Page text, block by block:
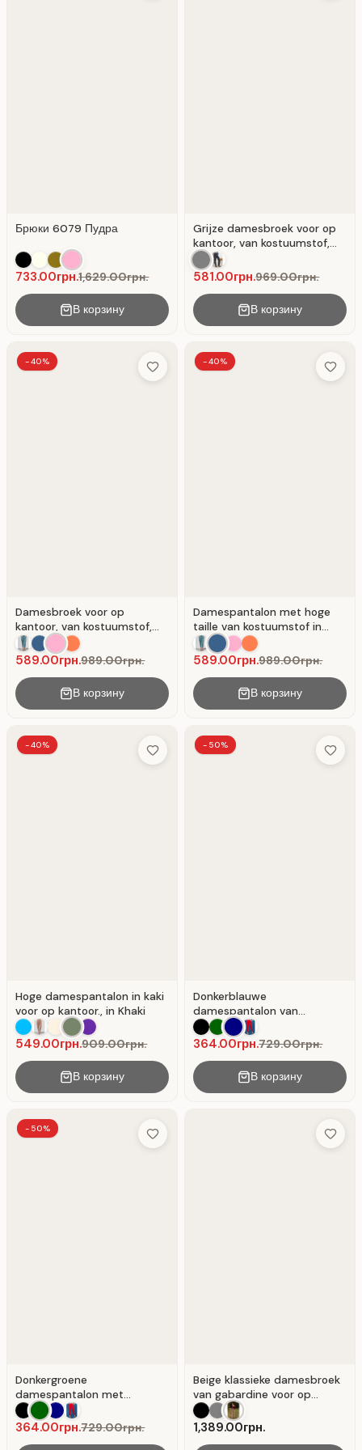
Брюки 6079 Пудра
733.00грн.1,629.00грн.
В корзину
Grijze damesbroek voor op
kantoor, van kostuumstof,
met hoge taille . Grijs.
581.00грн.969.00грн.
В корзину
-40%
Add to Wish List
Damesbroek voor op
kantoor, van kostuumstof,
met ceintuur, kleur
poederroze.
589.00грн.989.00грн.
В корзину
-40%
Add to
Damespantalon met hoge
taille van kostuumstof in
denimkleur.
589.00грн.989.00грн.
В корзину
-40%
Add to Wish List
Hoge damespantalon in kaki
voor op kantoor., in Khaki
549.00грн.909.00грн.
В корзину
-50%
Add to
Donkerblauwe
damespantalon van
kostuumstof met
Donkerblauw.
364.00грн.729.00грн.
В корзину
-50%
Add to Wish List
Donkergroene
damespantalon met
persplooien voor op kantoor
. Donkergroen.
364.00грн.729.00грн.
Add to
Beige klassieke damesbroek
van gabardine voor op
kantoor. Beige.
1,389.00грн.